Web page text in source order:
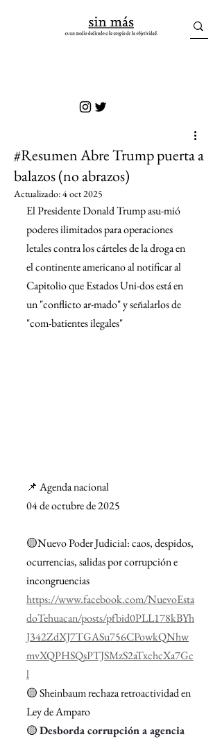
#Resumen Abre Trump puerta a
balazos (no abrazos)
Actualizado:4 oct 2025
El Presidente Donald Trump asu-mió
poderes ilimitados para operaciones
letales contra los cárteles de la droga en
el continente americano al notificar al
Capitolio que Estados Uni-dos está en
un "conflicto ar-mado" y señalarlos de
"com-batientes ilegales"
📌 Agenda nacional
04 de octubre de 2025
🟡Nuevo Poder Judicial: caos, despidos,
ocurrencias, salidas por corrupción e
incongruencias
https://www.facebook.com/NuevoEsta
doTehuacan/posts/pfbid0PLL178kBYh
J342ZdXJ7TGASu756CPowkQNhw
mvXQPHSQsPTJSMzS2aTxchcXa7Gc
l
🟡 Sheinbaum rechaza retroactividad en
Ley de Amparo
🟡 Desborda corrupción a agencia